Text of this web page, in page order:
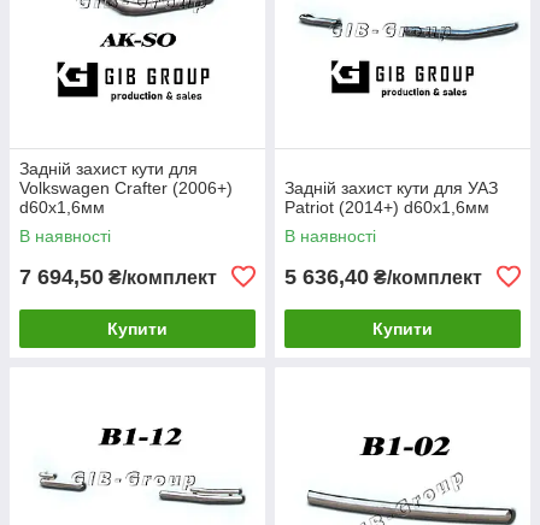
Задній захист кути для
Volkswagen Crafter (2006+)
d60х1,6мм
В наявності
7 694,50 ₴/комплект
Купити
Задній захист кути для УАЗ
Patriot (2014+) d60х1,6мм
В наявності
5 636,40 ₴/комплект
Купити